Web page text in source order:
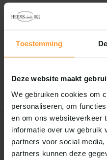
Toestemming
Deze website maakt
We gebruiken cookies om
personaliseren, om
en om ons websiteverkeer
informatie over uw gebruik
partners voor social
partners kunnen deze
Reviews
Er zijn nog geen reviews
Schrijf je eigen review
Recent bekeken